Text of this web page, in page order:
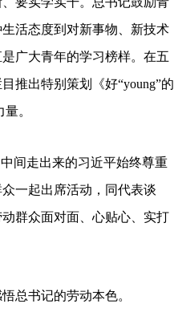
活态度到对新事物、新技术
广大青年的学习榜样。在五
推出特别策划《好“young”的
。
间走出来的习近平始终尊重
一起出席活动，同代表谈
群众面对面、心贴心、实打
总书记的劳动本色。